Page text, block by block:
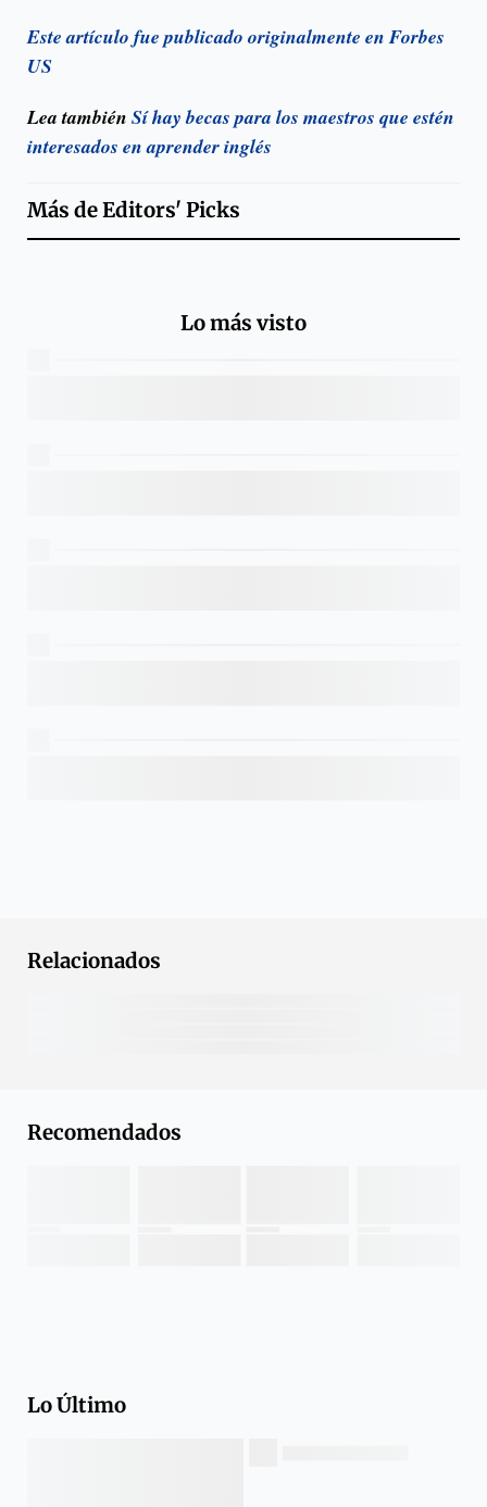
Este artículo fue publicado originalmente en Forbes
US
Lea también Sí hay becas para los maestros que estén
interesados en aprender inglés
Más deEditors' Picks
Lo más visto
Relacionados
Recomendados
Lo Último